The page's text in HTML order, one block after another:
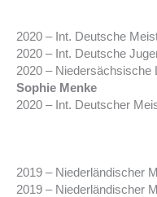
2020 – Int. Deutsche
2020 – Int. Deutsche
2020 – Niedersächsische
Sophie Menke
2020 – Int. Deutscher
2019 – Niederländischer
2019 – Niederländischer